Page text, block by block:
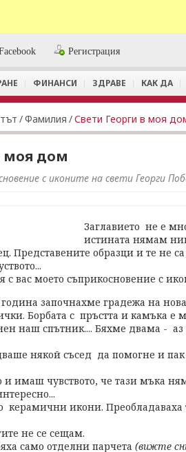
Регистрация
ФИНАНСИ ЗДРАВЕ КАК ДА
/Фамилия /Свети Георги в моя
моя дом
с иконите на свети Георги
Заглавието не е
истината нямам
Представените образци и те не
с вас моето съприкосновение с
година започнахме градежа на
Борбата с пръстта и камъка е
наш спътник.... Бяхме двама -
някой съсед да помогне и
и имаш чувството, че тази мъка
икони. Преобладаваха
не се сещам.
само отделни парчета (вижте